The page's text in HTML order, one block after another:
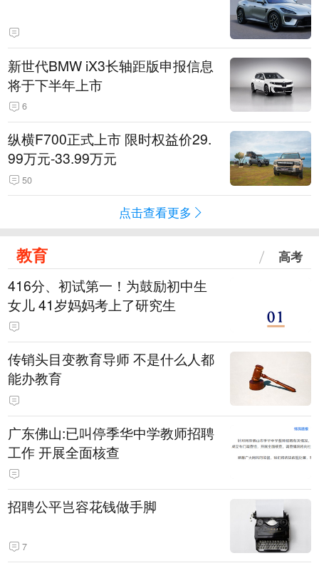
新世代BMW iX3长轴距版申报信息
将于下半年上市
6
纵横F700正式上市 限时权益价29.
99万元-33.99万元
50
点击查看更多
教育 高考
416分、初试第一！为鼓励初中生
女儿 41岁妈妈考上了研究生
传销头目变教育导师 不是什么人都
能办教育
广东佛山:已叫停季华中学教师招聘
工作 开展全面核查
招聘公平岂容花钱做手脚
7